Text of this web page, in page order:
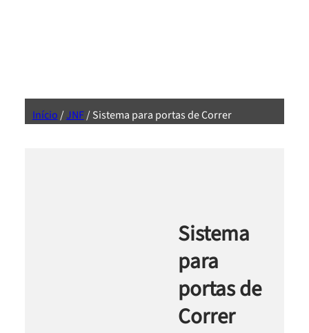
Início/JNF/ Sistema para portas de Correr
Sistema
para
portas de
Correr